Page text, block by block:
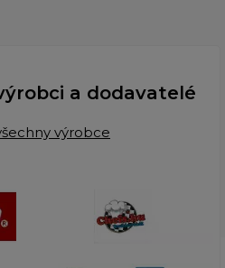
a dodavatelé
výrobce